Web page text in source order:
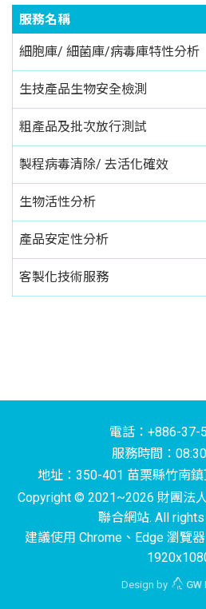
服務名稱
細胞庫/ 細菌庫/病毒庫特性分析
生技產品生物安全檢測
粗產品及批次放行測試
製程病毒清除/ 去活化確效
生物活性分析
產品安定性分析
客製化技術服務
電話：+886-37-
服務時間：
地址：350-401 苗栗縣竹南
Copyright © 2021~2026 財團法
聯合網站. All
建議使用 Chrome、Edge 瀏覽
Design by GW